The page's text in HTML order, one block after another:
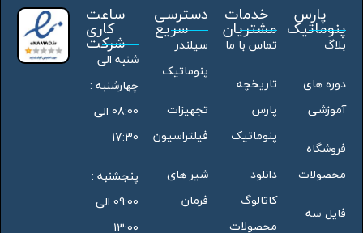
پارس
پنوماتیک
بلاگ
دوره های
آموزشی
فروشگاه
محصولات
فایل سه
خدمات
مشتریان
تماس با ما
تاریخچه
پارس
پنوماتیک
دانلود
کاتالوگ
محصولات
دسترسی
سریع
سیلندر
پنوماتیک
تجهیزات
فیلتراسیون
شیر های
فرمان
ساعت
کاری
شرکت
شنبه الی
چهارشنبه :
08:00 الی
17:30
پنجشنبه :
09:00 الی
13:00